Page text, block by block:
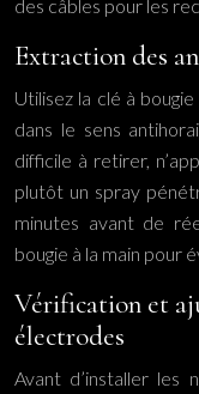
des câbles pour les
Extraction des
Utilisez la clé à
dans le sens
difficile à retirer,
plutôt un spray
minutes avant de
bougie à la main pour
Vérification et
électrodes
Avant d’installer les